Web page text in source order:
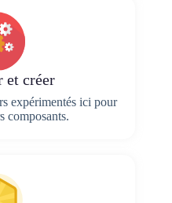
et créer
expérimentés ici pour
composants.